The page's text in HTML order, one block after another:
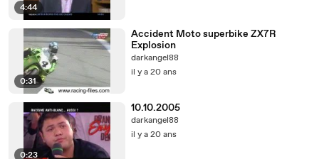
4:44
0:31
Accident Moto superbike ZX7R
Explosion
darkangel88
il y a 20 ans
0:23
10.10.2005
darkangel88
il y a 20 ans